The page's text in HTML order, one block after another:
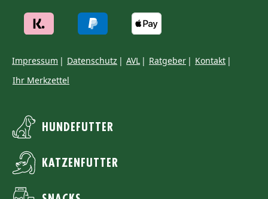
Impressum Datenschutz AVL Ratgeber
Kontakt
Ihr Merkzettel
HUNDEFUTTER
KATZENFUTTER